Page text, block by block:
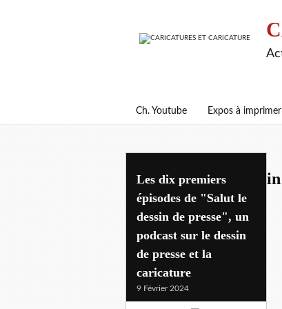
Ch. Youtube Expos à imprimer
podcast salut le
Les dix premiers
épisodes de "Salut le
dessin de presse", un
podcast sur le dessin
de presse et la
caricature
9 Février 2024